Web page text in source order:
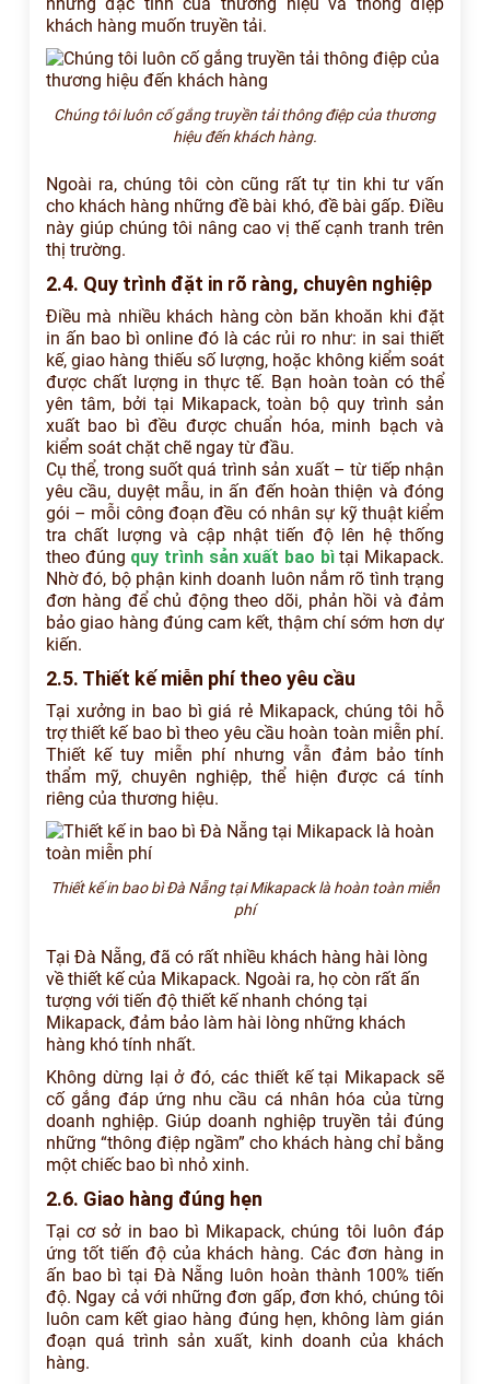
khách hàng muốn truyền tải.
Chúng tôi luôn cố gắng truyền tải thông điệp của thương
hiệu đến khách hàng.
Ngoài ra, chúng tôi còn cũng rất tự tin khi tư vấn
cho khách hàng những đề bài khó, đề bài gấp. Điều
này giúp chúng tôi nâng cao vị thế cạnh tranh trên
thị trường.
2.4. Quy trình đặt in rõ ràng, chuyên nghiệp
Điều mà nhiều khách hàng còn băn khoăn khi đặt
in ấn bao bì online đó là các rủi ro như: in sai thiết
kế, giao hàng thiếu số lượng, hoặc không kiểm soát
được chất lượng in thực tế. Bạn hoàn toàn có thể
yên tâm, bởi tại Mikapack, toàn bộ quy trình sản
xuất bao bì đều được chuẩn hóa, minh bạch và
kiểm soát chặt chẽ ngay từ đầu.
Cụ thể, trong suốt quá trình sản xuất – từ tiếp nhận
yêu cầu, duyệt mẫu, in ấn đến hoàn thiện và đóng
gói – mỗi công đoạn đều có nhân sự kỹ thuật kiểm
tra chất lượng và cập nhật tiến độ lên hệ thống
theo đúng quy trình sản xuất bao bìtại Mikapack.
Nhờ đó, bộ phận kinh doanh luôn nắm rõ tình trạng
đơn hàng để chủ động theo dõi, phản hồi và đảm
bảo giao hàng đúng cam kết, thậm chí sớm hơn dự
kiến.
2.5. Thiết kế miễn phí theo yêu cầu
Tại xưởng in bao bì giá rẻ Mikapack, chúng tôi hỗ
trợ thiết kế bao bì theo yêu cầu hoàn toàn miễn phí.
Thiết kế tuy miễn phí nhưng vẫn đảm bảo tính
thẩm mỹ, chuyên nghiệp, thể hiện được cá tính
riêng của thương hiệu.
Thiết kế in bao bì Đà Nẵng tại Mikapack là hoàn toàn miễn
phí
Tại Đà Nẵng, đã có rất nhiều khách hàng hài lòng
về thiết kế của Mikapack. Ngoài ra, họ còn rất ấn
tượng với tiến độ thiết kế nhanh chóng tại
Mikapack, đảm bảo làm hài lòng những khách
hàng khó tính nhất.
Không dừng lại ở đó, các thiết kế tại Mikapack sẽ
cố gắng đáp ứng nhu cầu cá nhân hóa của từng
doanh nghiệp. Giúp doanh nghiệp truyền tải đúng
những “thông điệp ngầm” cho khách hàng chỉ bằng
một chiếc bao bì nhỏ xinh.
2.6. Giao hàng đúng hẹn
Tại cơ sở in bao bì Mikapack, chúng tôi luôn đáp
ứng tốt tiến độ của khách hàng. Các đơn hàng in
ấn bao bì tại Đà Nẵng luôn hoàn thành 100% tiến
độ. Ngay cả với những đơn gấp, đơn khó, chúng tôi
luôn cam kết giao hàng đúng hẹn, không làm gián
đoạn quá trình sản xuất, kinh doanh của khách
hàng.